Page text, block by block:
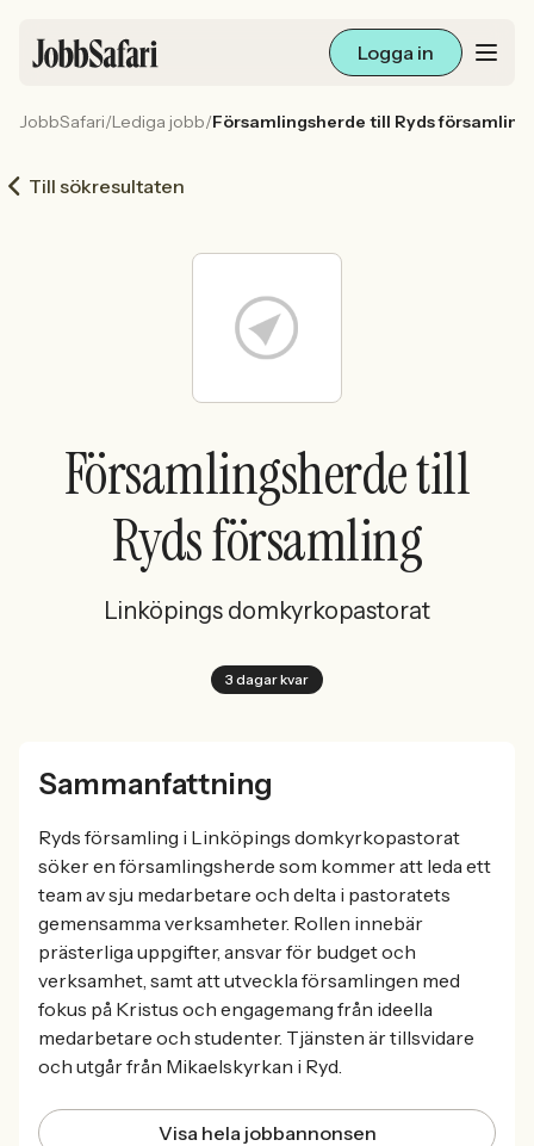
Logga in
Arbetsliv och karriär
För arbetsgivare
Sök med AI
Ny här? Skapa konto
JobbSafari/Lediga jobb/Församlingsherde till Ryds församling
Till sökresultaten
Församlingsherde till
Ryds församling
Linköpings domkyrkopastorat
3 dagar kvar
Sammanfattning
Ryds församling i Linköpings domkyrkopastorat
söker en församlingsherde som kommer att leda ett
team av sju medarbetare och delta i pastoratets
gemensamma verksamheter. Rollen innebär
prästerliga uppgifter, ansvar för budget och
verksamhet, samt att utveckla församlingen med
fokus på Kristus och engagemang från ideella
medarbetare och studenter. Tjänsten är tillsvidare
och utgår från Mikaelskyrkan i Ryd.
Visa hela jobbannonsen